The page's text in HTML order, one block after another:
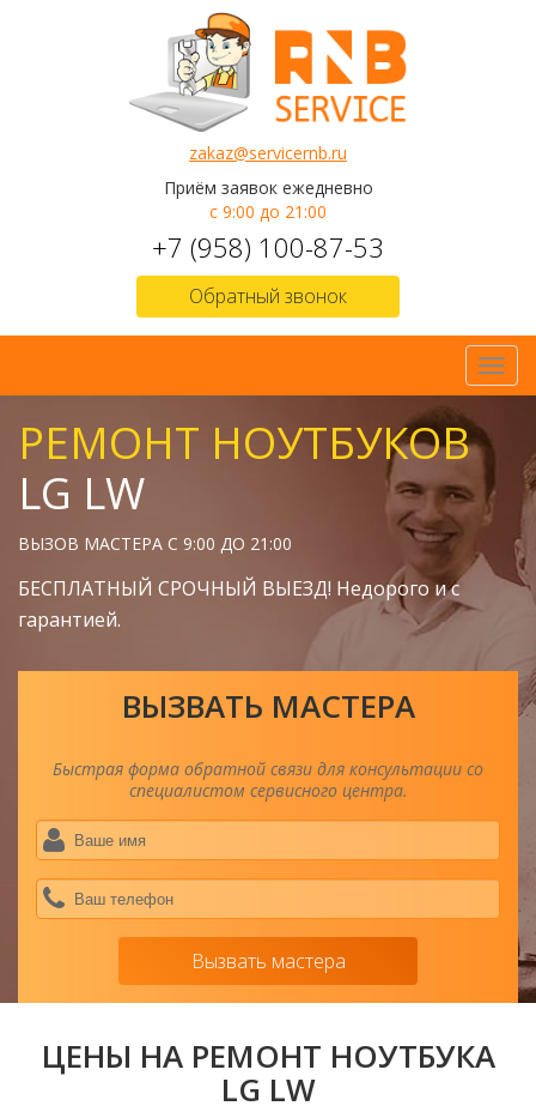
zakaz@servicernb.ru
Приём заявок ежедневно
с 9:00 до 21:00
+7 (958) 100-87-53
Обратный звонок
РЕМОНТ НОУТБУКОВ
LG LW
ВЫЗОВ МАСТЕРА С 9:00 ДО 21:00
БЕСПЛАТНЫЙ СРОЧНЫЙ ВЫЕЗД! Недорого и с
гарантией.
ВЫЗВАТЬ МАСТЕРА
Быстрая форма обратной связи для консультации со
специалистом сервисного центра.
Вызвать мастера
ЦЕНЫ НА РЕМОНТ НОУТБУКА
LG LW